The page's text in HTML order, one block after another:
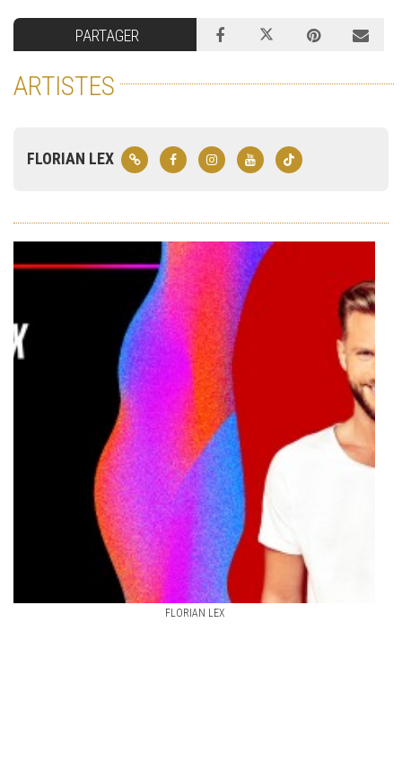
PARTAGER
ARTISTES
FLORIAN LEX
FLORIAN LEX